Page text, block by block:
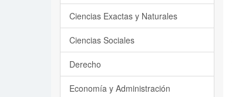
Ciencias Exactas y Naturales
Ciencias Sociales
Derecho
Economía y Administración